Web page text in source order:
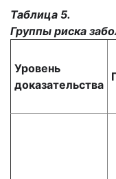
Таблица 5.
Группы риска
Уровень
доказательства